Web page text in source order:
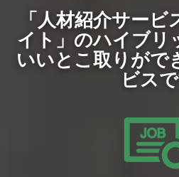
・ブロックチェーンゲー
・開発・運営チーム全体
対外折衝
◎企画
・ブロックチェーンゲー
・運用中のブロックチ
・従事すべき業務の変更
（雇入れ直後）ゲーム
（変更の範囲）開発業
「人材紹介サー
イト」のハイブリ
いいとこ取りがで
ビス